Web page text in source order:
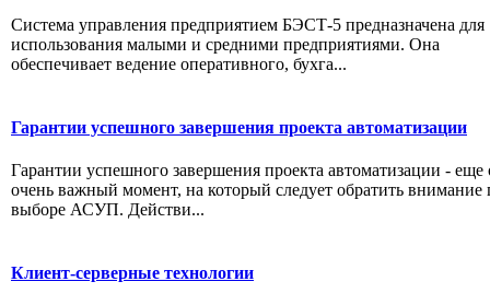
Система управления предприятием БЭСТ-5 предназначена для
использования малыми и средними предприятиями. Она
обеспечивает ведение оперативного, бухга...
Гарантии успешного завершения проекта автоматизации
Гарантии успешного завершения проекта автоматизации - еще
очень важный момент, на который следует обратить внимание
выборе АСУП. Действи...
Клиент-серверные технологии